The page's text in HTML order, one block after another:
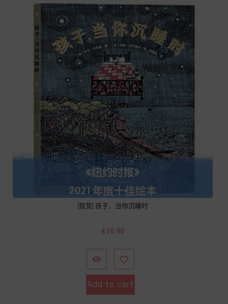
[现货] 孩子，当你沉睡时
Price
€10.90
 
Add to cart